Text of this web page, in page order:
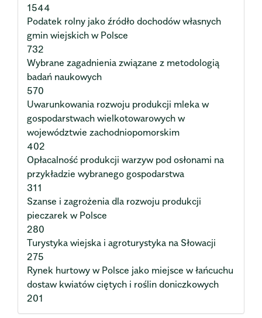
1544
Podatek rolny jako źródło dochodów własnych
gmin wiejskich w Polsce
732
Wybrane zagadnienia związane z metodologią
badań naukowych
570
Uwarunkowania rozwoju produkcji mleka w
gospodarstwach wielkotowarowych w
województwie zachodniopomorskim
402
Opłacalność produkcji warzyw pod osłonami na
przykładzie wybranego gospodarstwa
311
Szanse i zagrożenia dla rozwoju produkcji
pieczarek w Polsce
280
Turystyka wiejska i agroturystyka na Słowacji
275
Rynek hurtowy w Polsce jako miejsce w łańcuchu
dostaw kwiatów ciętych i roślin doniczkowych
201